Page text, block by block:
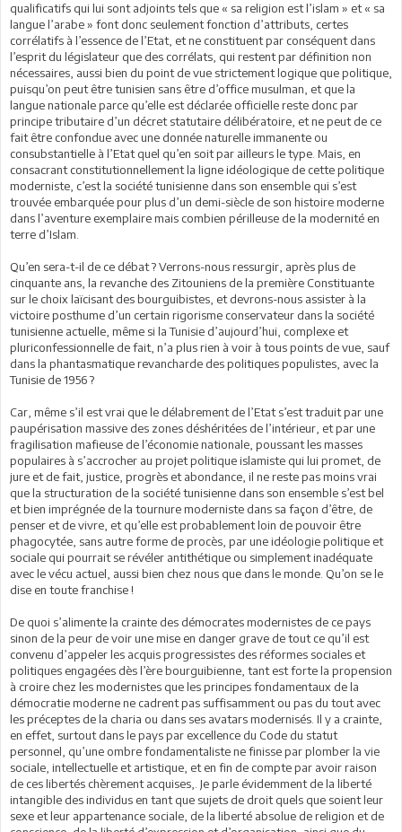
qualificatifs qui lui sont adjoints tels que « sa religion est l’islam » et « sa
langue l’arabe » font donc seulement fonction d’attributs, certes
corrélatifs à l’essence de l’Etat, et ne constituent par conséquent dans
l’esprit du législateur que des corrélats, qui restent par définition non
nécessaires, aussi bien du point de vue strictement logique que politique,
puisqu’on peut être tunisien sans être d’office musulman, et que la
langue nationale parce qu’elle est déclarée officielle reste donc par
principe tributaire d’un décret statutaire délibératoire, et ne peut de ce
fait être confondue avec une donnée naturelle immanente ou
consubstantielle à l’Etat quel qu’en soit par ailleurs le type. Mais, en
consacrant constitutionnellement la ligne idéologique de cette politique
moderniste, c’est la société tunisienne dans son ensemble qui s’est
trouvée embarquée pour plus d’un demi-siècle de son histoire moderne
dans l’aventure exemplaire mais combien périlleuse de la modernité en
terre d’Islam.
Qu’en sera-t-il de ce débat ? Verrons-nous ressurgir, après plus de
cinquante ans, la revanche des Zitouniens de la première Constituante
sur le choix laïcisant des bourguibistes, et devrons-nous assister à la
victoire posthume d’un certain rigorisme conservateur dans la société
tunisienne actuelle, même si la Tunisie d’aujourd’hui, complexe et
pluriconfessionnelle de fait, n’a plus rien à voir à tous points de vue, sauf
dans la phantasmatique revancharde des politiques populistes, avec la
Tunisie de 1956 ?
Car, même s’il est vrai que le délabrement de l’Etat s’est traduit par une
paupérisation massive des zones déshéritées de l’intérieur, et par une
fragilisation mafieuse de l’économie nationale, poussant les masses
populaires à s’accrocher au projet politique islamiste qui lui promet, de
jure et de fait, justice, progrès et abondance, il ne reste pas moins vrai
que la structuration de la société tunisienne dans son ensemble s’est bel
et bien imprégnée de la tournure moderniste dans sa façon d’être, de
penser et de vivre, et qu’elle est probablement loin de pouvoir être
phagocytée, sans autre forme de procès, par une idéologie politique et
sociale qui pourrait se révéler antithétique ou simplement inadéquate
avec le vécu actuel, aussi bien chez nous que dans le monde. Qu’on se le
dise en toute franchise !
De quoi s’alimente la crainte des démocrates modernistes de ce pays
sinon de la peur de voir une mise en danger grave de tout ce qu’il est
convenu d’appeler les acquis progressistes des réformes sociales et
politiques engagées dès l’ère bourguibienne, tant est forte la propension
à croire chez les modernistes que les principes fondamentaux de la
démocratie moderne ne cadrent pas suffisamment ou pas du tout avec
les préceptes de la charia ou dans ses avatars modernisés. Il y a crainte,
en effet, surtout dans le pays par excellence du Code du statut
personnel, qu’une ombre fondamentaliste ne finisse par plomber la vie
sociale, intellectuelle et artistique, et en fin de compte par avoir raison
de ces libertés chèrement acquises,. Je parle évidemment de la liberté
intangible des individus en tant que sujets de droit quels que soient leur
sexe et leur appartenance sociale, de la liberté absolue de religion et de